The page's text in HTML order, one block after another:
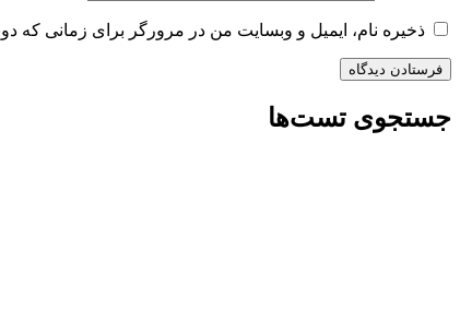
ذخیره نام، ایمیل و وبسایت من در مرورگر برای زمانی که
جستجوی تست‌ها